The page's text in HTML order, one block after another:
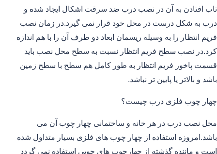
تاب افتادن به آن در نصب درب ضد سرقت اشکال ایجاد شده و
درب به شکل درست در محل خود قرار نمی گیرد.در زمان نصب
فریم انتظار را به وسیله ریسمان ابعاد دو طرف آن را با هم اندازه
کرد.در نصب سطح فریم انتظار نسبت به سطح محل نصب باید
قسمت پاخور فریم انتظار به طور کامل هم سطح با سطح زمین
باشد و بالاتر یا پایین تر نباشد.
چهار چوب فلزی درب چیست؟
محل نصب درب در هر خانه و ساختمانی چهار چوب آن می
باشد.امروزه استفاده از چهار چوب های فلزی بسیار متداول شده
است و ماننده گذشته از چهارچوب های چوبی استفاده نمی گردد